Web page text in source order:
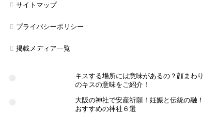
サイトマップ
プライバシーポリシー
掲載メディア一覧
キスする場所には意味があるの？顔まわり
のキスの意味をご紹介！
大阪の神社で安産祈願！妊娠と伝統の融！
おすすめの神社６選